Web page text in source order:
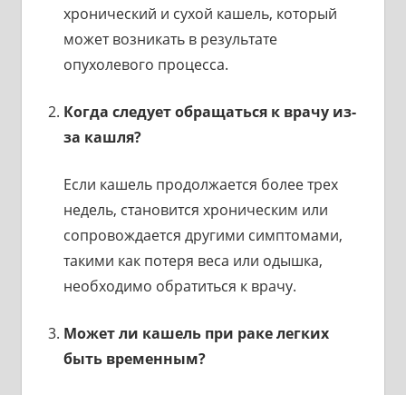
хронический и сухой кашель, который
может возникать в результате
опухолевого процесса.
Когда следует обращаться к врачу из-
за кашля?
Если кашель продолжается более трех
недель, становится хроническим или
сопровождается другими симптомами,
такими как потеря веса или одышка,
необходимо обратиться к врачу.
Может ли кашель при раке легких
быть временным?